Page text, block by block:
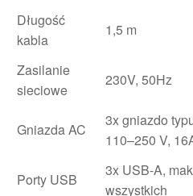
Długość
kabla
1,5 m
Zasilanie
sieciowe
230V, 50Hz
Gniazda AC
3x gniazdo
110–250 V,
Porty USB
3x USB-A,
wszystkich